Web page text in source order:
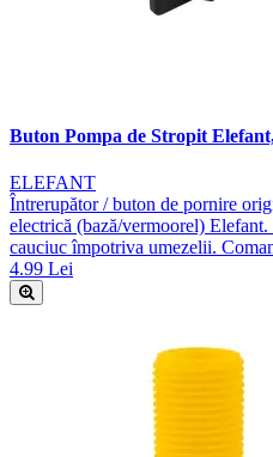
Buton Pompa de Stropit
ELEFANT
Întrerupător / buton de pornire
electrică (bază/vermoorel)
cauciuc împotriva umezelii.
4.99 Lei